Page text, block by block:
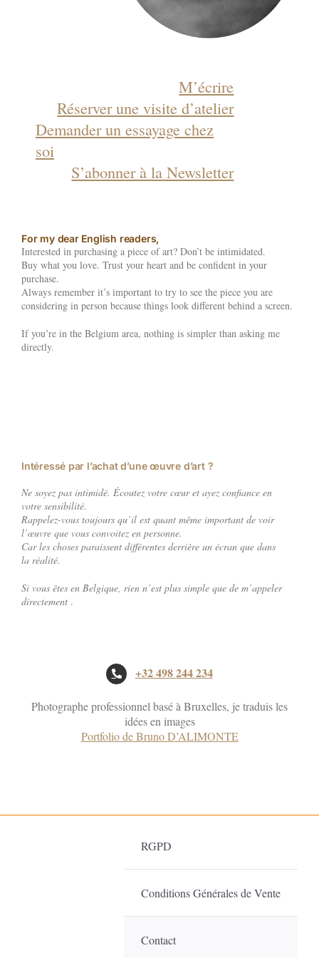
M’écrire
Réserver une visite d’atelier
Demander un essayage chez
soi
S’abonner à la Newsletter
For my dear English readers,
Interested in purchasing a piece of art? Don’t be intimidated.
Buy what you love. Trust your heart and be confident in your
purchase.
Always remember it’s important to try to see the piece you are
considering in person because things look different behind a screen.
If you’re in the Belgium area, nothing is simpler than asking me
directly.
Intéressé par l’achat d’une œuvre d’art ?
Ne soyez pas intimidé. Écoutez votre cœur et ayez confiance en
votre sensibilité.
Rappelez-vous toujours qu’il est quant même important de voir
l’œuvre que vous convoitez en personne.
Car les choses paraissent différentes derrière un écran que dans
la réalité.
Si vous êtes en Belgique, rien n’est plus simple que de m’appeler
directement.
+32 498 244 234
Photographe professionnel basé à Bruxelles, je traduis les
idées en images
Portfolio de Bruno D’ALIMONTE
RGPD
Conditions Générales de Vente
Contact